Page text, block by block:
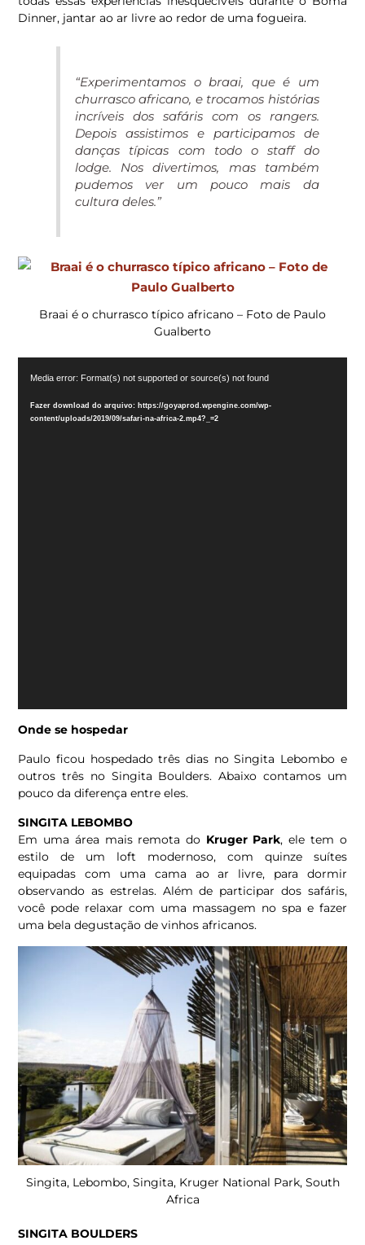
Dinner, jantar ao ar livre ao redor de uma fogueira.
“Experimentamos o braai, que é um
churrasco africano, e trocamos histórias
incríveis dos safáris com os rangers.
Depois assistimos e participamos de
danças típicas com todo o staff do
lodge. Nos divertimos, mas também
pudemos ver um pouco mais da
cultura deles.”
Braai é o churrasco típico africano – Foto de Paulo
Gualberto
de
vídeo
Media error: Format(s) not supported or source(s) not found
Fazer download do arquivo: https://goyaprod.wpengine.com/wp-
content/uploads/2019/09/safari-na-africa-2.mp4?_=2
Onde se hospedar
Paulo ficou hospedado três dias no Singita Lebombo e
outros três no Singita Boulders. Abaixo contamos um
pouco da diferença entre eles.
SINGITA LEBOMBO
Em uma área mais remota do Kruger Park, ele tem o
estilo de um loft modernoso, com quinze suítes
equipadas com uma cama ao ar livre, para dormir
observando as estrelas. Além de participar dos safáris,
você pode relaxar com uma massagem no spa e fazer
uma bela degustação de vinhos africanos.
Singita, Lebombo, Singita, Kruger National Park, South
Africa
SINGITA BOULDERS